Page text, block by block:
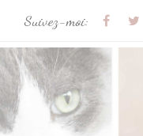
Suivez-moi: